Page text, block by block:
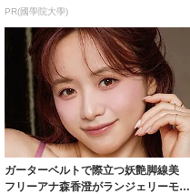
PR(國學院大學)
ガーターベルトで際立つ妖艶脚線美
フリーアナ森香澄がランジェリーモデ